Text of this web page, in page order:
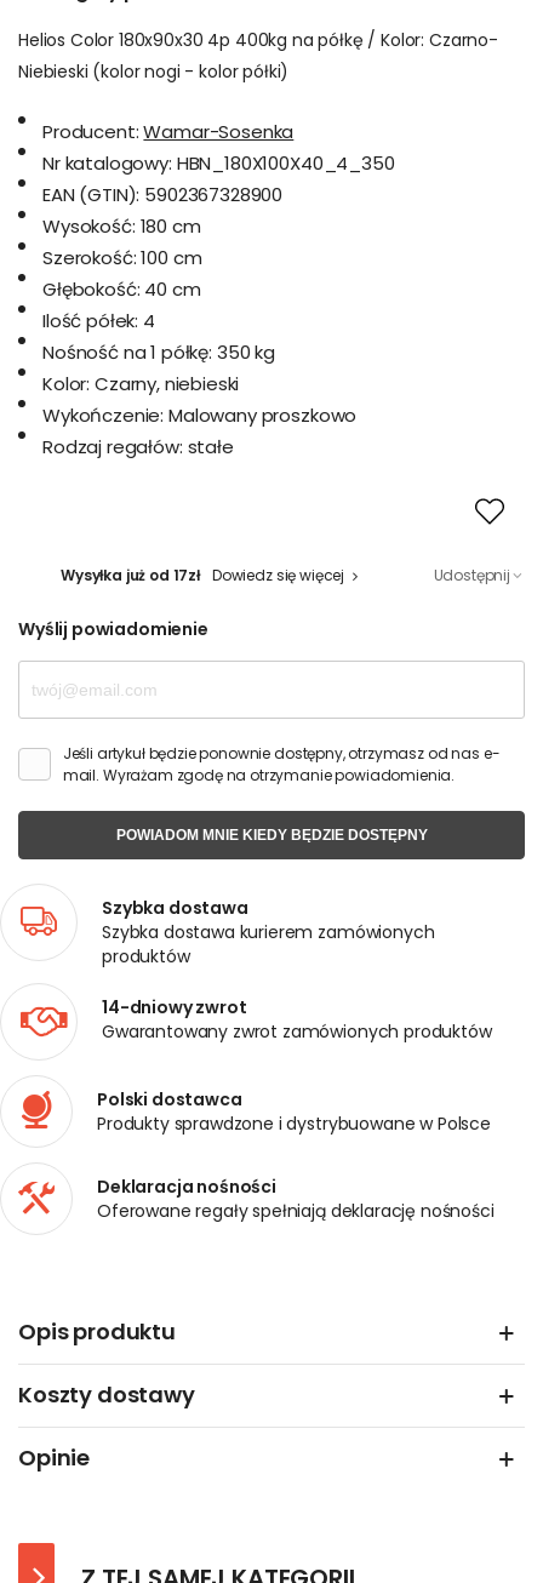
Helios Color 180x90x30 4p 400kg na półkę / Kolor: Czarno-
Niebieski (kolor nogi - kolor półki)
Producent: Wamar-Sosenka
Nr katalogowy: HBN_180X100X40_4_350
EAN (GTIN): 5902367328900
Wysokość: 180 cm
Szerokość: 100 cm
Głębokość: 40 cm
Ilość półek: 4
Nośność na 1 półkę: 350 kg
Kolor: Czarny, niebieski
Wykończenie: Malowany proszkowo
Rodzaj regałów: stałe
Wysyłka już od 17zł Dowiedz się więcej Udostępnij
Wyślij powiadomienie
Jeśli artykuł będzie ponownie dostępny, otrzymasz od nas e-
mail. Wyrażam zgodę na otrzymanie powiadomienia.
POWIADOM MNIE KIEDY BĘDZIE DOSTĘPNY
Szybka dostawa
Szybka dostawa kurierem zamówionych
produktów
14-dniowy zwrot
Gwarantowany zwrot zamówionych produktów
Polski dostawca
Produkty sprawdzone i dystrybuowane w Polsce
Deklaracja nośności
Oferowane regały spełniają deklarację nośności
Opis produktu
Koszty dostawy
Opinie